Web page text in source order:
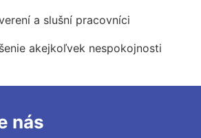
a slušní pracovníci
akejkoľvek nespokojnosti
nás